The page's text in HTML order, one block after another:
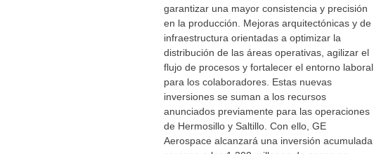
garantizar una mayor consistencia y precisión
en la producción. Mejoras arquitectónicas y de
infraestructura orientadas a optimizar la
distribución de las áreas operativas, agilizar el
flujo de procesos y fortalecer el entorno laboral
para los colaboradores. Estas nuevas
inversiones se suman a los recursos
anunciados previamente para las operaciones
de Hermosillo y Saltillo. Con ello, GE
Aerospace alcanzará una inversión acumulada